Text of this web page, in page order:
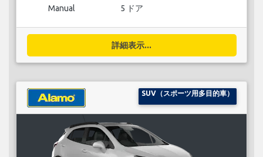
Manual 5 ドア
詳細表示...
SUV（スポーツ用多目的車）